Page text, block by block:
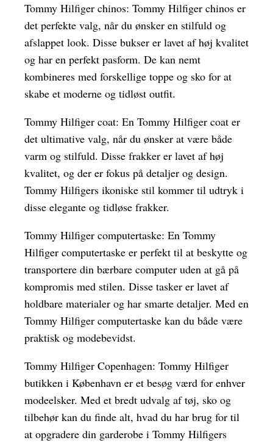
Tommy Hilfiger chinos: Tommy Hilfiger chinos er
det perfekte valg, når du ønsker en stilfuld og
afslappet look. Disse bukser er lavet af høj kvalitet
og har en perfekt pasform. De kan nemt
kombineres med forskellige toppe og sko for at
skabe et moderne og tidløst outfit.
Tommy Hilfiger coat: En Tommy Hilfiger coat er
det ultimative valg, når du ønsker at være både
varm og stilfuld. Disse frakker er lavet af høj
kvalitet, og der er fokus på detaljer og design.
Tommy Hilfigers ikoniske stil kommer til udtryk i
disse elegante og tidløse frakker.
Tommy Hilfiger computertaske: En Tommy
Hilfiger computertaske er perfekt til at beskytte og
transportere din bærbare computer uden at gå på
kompromis med stilen. Disse tasker er lavet af
holdbare materialer og har smarte detaljer. Med en
Tommy Hilfiger computertaske kan du både være
praktisk og modebevidst.
Tommy Hilfiger Copenhagen: Tommy Hilfiger
butikken i København er et besøg værd for enhver
modeelsker. Med et bredt udvalg af tøj, sko og
tilbehør kan du finde alt, hvad du har brug for til
at opgradere din garderobe i Tommy Hilfigers